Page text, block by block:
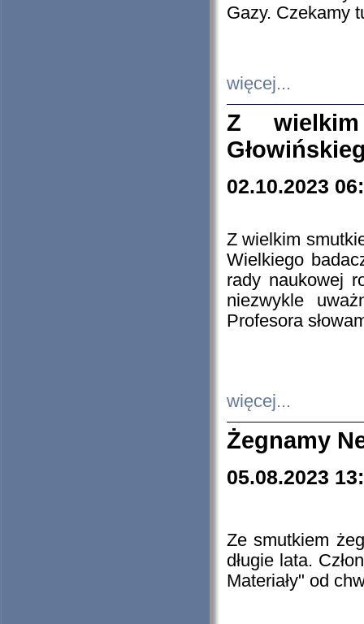
Gazy. Czekamy
więcej...
Z
02.10.2023
Z wielkim
Wielkiego
rady naukowej
niezwykle
Profesora
więcej...
Żegnamy
05.08.2023
Ze smutkiem
długie lata.
Materiały" od